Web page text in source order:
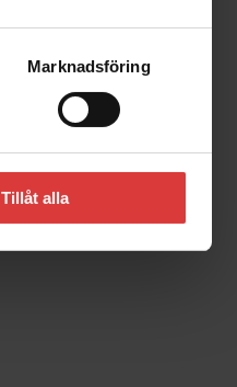
Marknadsföring
Tillåt alla